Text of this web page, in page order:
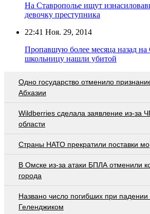
На Ставрополье ищут
девочку преступника
22:41 Ноя. 29, 2014
Пропавшую более месяца назад на
школьницу нашли убитой
Одно государство отменило
Абхазии
Wildberries cделала заявление из-за
области
Страны НАТО прекратили поставки
В Омске из-за атаки БПЛА отменили
города
Названо число погибших при
Геленджиком